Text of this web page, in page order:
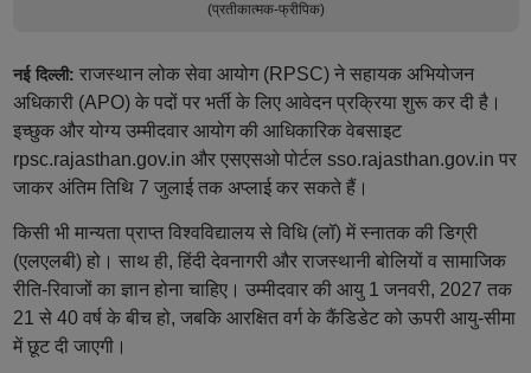
(प्रतीकात्मक-फ्रीपिक)
नई दिल्ली: राजस्थान लोक सेवा आयोग (RPSC) ने सहायक अभियोजन
अधिकारी (APO) के पदों पर भर्ती के लिए आवेदन प्रक्रिया शुरू कर दी है।
इच्छुक और योग्य उम्मीदवार आयोग की आधिकारिक वेबसाइट
rpsc.rajasthan.gov.in और एसएसओ पोर्टल sso.rajasthan.gov.in पर
जाकर अंतिम तिथि 7 जुलाई तक अप्लाई कर सकते हैं।
किसी भी मान्यता प्राप्त विश्वविद्यालय से विधि (लॉ) में स्नातक की डिग्री
(एलएलबी) हो। साथ ही, हिंदी देवनागरी और राजस्थानी बोलियों व सामाजिक
रीति-रिवाजों का ज्ञान होना चाहिए। उम्मीदवार की आयु 1 जनवरी, 2027 तक
21 से 40 वर्ष के बीच हो, जबकि आरक्षित वर्ग के कैंडिडेट को ऊपरी आयु-सीमा
में छूट दी जाएगी।